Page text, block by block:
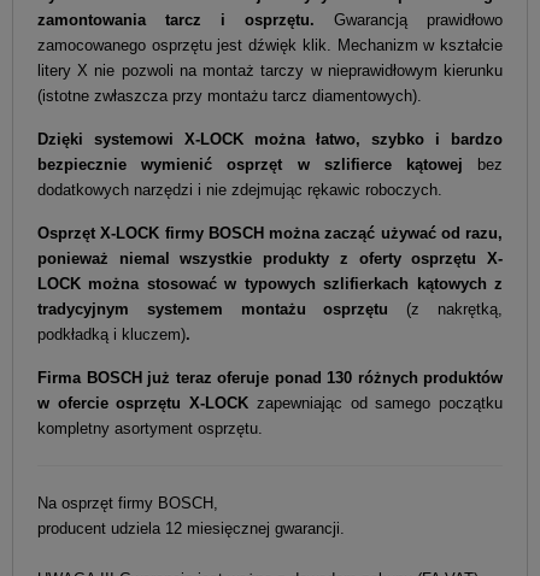
zamontowania tarcz i osprzętu. Gwarancją prawidłowo
zamocowanego osprzętu jest dźwięk klik. Mechanizm w kształcie
litery X nie pozwoli na montaż tarczy w nieprawidłowym kierunku
(istotne zwłaszcza przy montażu tarcz diamentowych).
Dzięki systemowi X-LOCK można łatwo, szybko i bardzo
bezpiecznie wymienić osprzęt w szlifierce kątowej
bez
dodatkowych narzędzi i nie zdejmując rękawic roboczych.
Osprzęt X-LOCK firmy BOSCH można zacząć używać od razu,
ponieważ niemal wszystkie produkty z oferty osprzętu X-
LOCK można stosować w typowych szlifierkach kątowych z
tradycyjnym systemem montażu osprzętu (z nakrętką,
podkładką i kluczem).
Firma BOSCH już teraz oferuje ponad 130 różnych produktów
w ofercie osprzętu X-LOCK zapewniając od samego początku
kompletny asortyment osprzętu.
Na osprzęt firmy BOSCH,
producent udziela 12 miesięcznej gwarancji.